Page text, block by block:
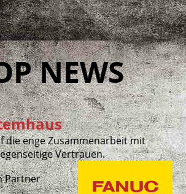
NEWS
die enge Zusammenarbeit mit
Vertrauen.
Partner